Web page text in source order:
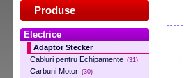
Produse
Electrice
Adaptor Stecker
Cabluri pentru Echipamente (31)
Carbuni Motor (30)